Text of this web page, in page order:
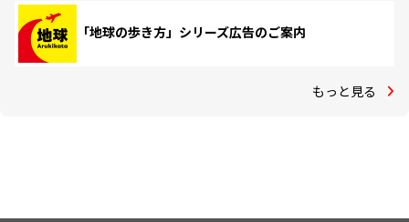
「地球の歩き方」シリーズ広告のご案内
もっと見る